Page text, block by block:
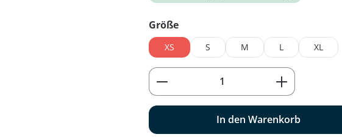
Größeauswählen
XS S M L XL
Produkt Anzahl: Gib den
In den Warenkorb